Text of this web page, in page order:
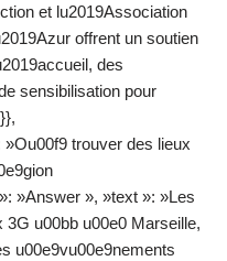
et lu2019Association
offrent un soutien
des
sensibilisation pour
trouver des lieux
»Answer », »text »: »Les
u00bb u00e0 Marseille,
u00e9vu00e9nements